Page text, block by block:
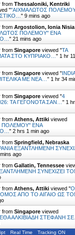
from Thessaloniki, Kentriki
""ΑΙΧΜΑΛΩΤΟΣ
" 9 mins ago
from Argostolion, Ionia Nisia
ΠΟΛΕΜΟΥ" ΕΝΑ
" 21 mins ago
from Singapore viewed "ΤΑ
ΣΤΟ ΚΥΠΡΙΑΚΟ…" 1 hr 11
from Singapore viewed "
ΜΕ ΝΕΑ…" 1 hr 34
from Singapore viewed "4
ΤΑ ΓΕΓΟΝΟΤΑ ΣΑΝ…" 1
from Athens, Attiki viewed
ΠΟΛΕΜΟΥ" ΕΝΑ
" 2 hrs 1 min ago
from Springfield, Nebraska
ΕΞΑΝΤΛΗΜΕΝΗ
ago
from Gallatin, Tennessee
ΣΥΝΕΧΙΖΕΙ
from Athens, Attiki viewed "Ο
ΑΠΟ ΤΟ ΑΙΓΑΙΟ ΩΣ
from Singapore viewed
ΑΛΚΙΒΙΑΔΗ ΣΤΕΦΑΝΗ
Real Time Tracking ON